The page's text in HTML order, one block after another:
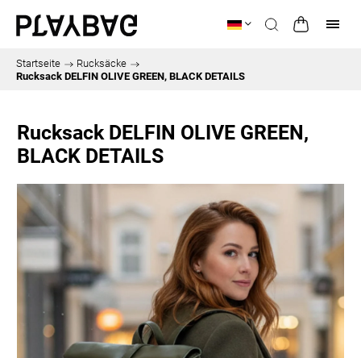
Startseite / Rucksäcke /
Rucksack DELFIN OLIVE GREEN, BLACK DETAILS
Rucksack DELFIN OLIVE GREEN,
BLACK DETAILS